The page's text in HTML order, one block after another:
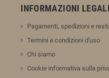
INFORMAZIONI LEGALI
Pagamenti, spedizioni e
Termini e condizioni d'uso
Chi siamo
Cookie informativa sulla